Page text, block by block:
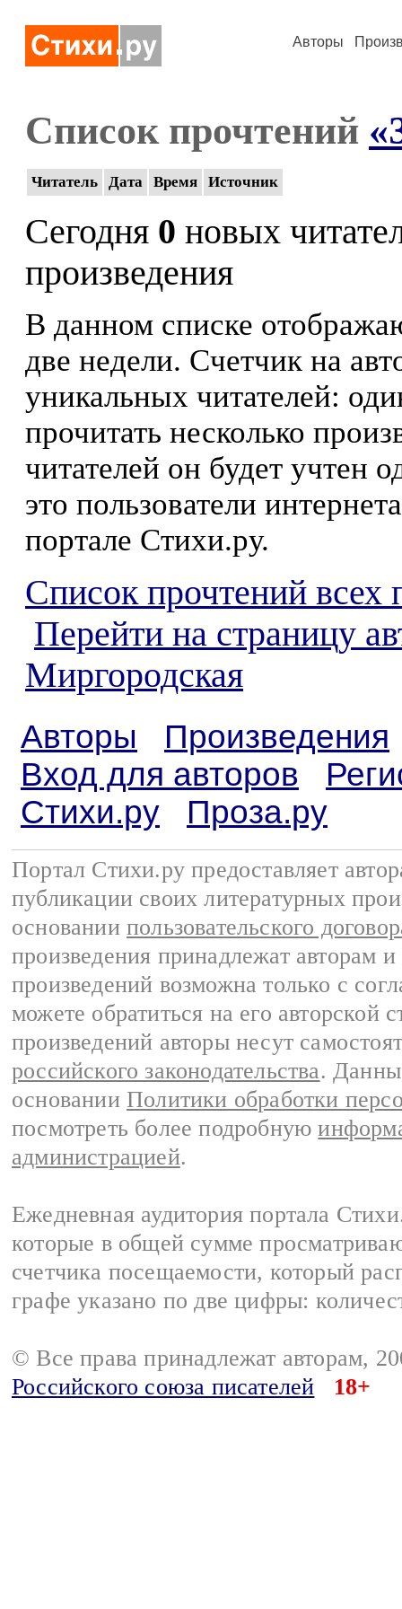
Авторы
Список прочтений
Читатель Дата Время Источник
Сегодня 0 новых
произведения
В данном списке
две недели. Счетчик на
уникальных читателей:
прочитать несколько
читателей он будет учтен
это пользователи
портале Стихи.ру.
Список прочтений всех
Перейти на страницу
Миргородская
Авторы
Произведения
Вход для авторов
Стихи.ру
Проза.ру
Портал Стихи.ру предоставляет
публикации своих литературных
основании пользовательского
произведения принадлежат авторам
произведений возможна только с
можете обратиться на его авторской
произведений авторы несут
российского законодательства.
основании Политики обработки
посмотреть более подробную
администрацией.
Ежедневная аудитория портала
которые в общей сумме
счетчика посещаемости, который
графе указано по две цифры:
© Все права принадлежат авторам,
Российского союза писателей
18+